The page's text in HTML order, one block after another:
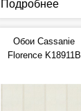
Подробнее
Обои Cassanie
Florence K18911B